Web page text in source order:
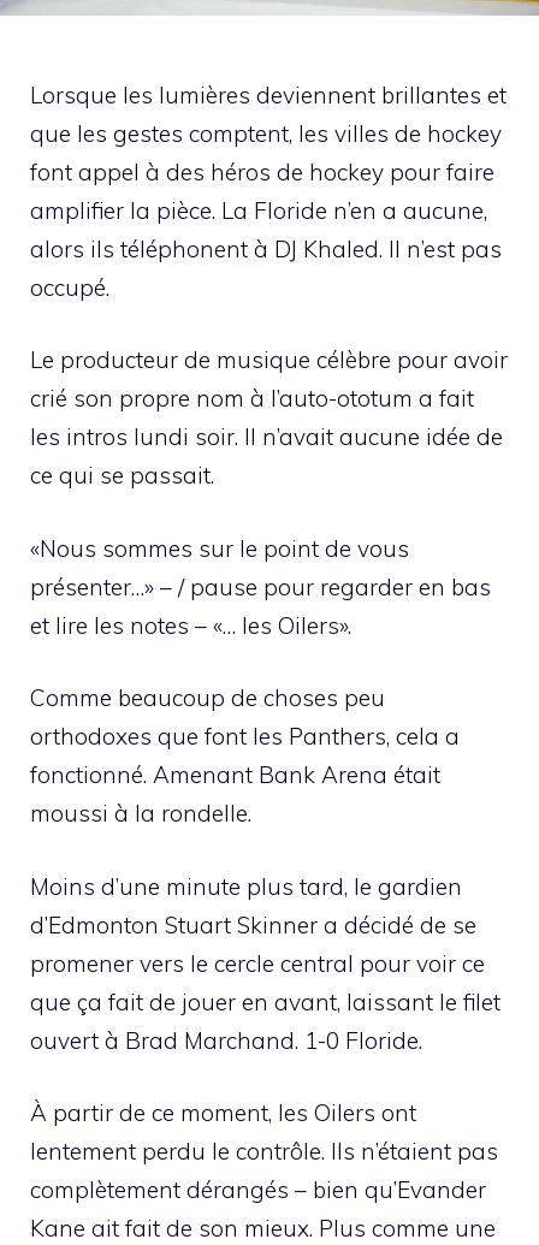
Lorsque les lumières deviennent brillantes et
que les gestes comptent, les villes de hockey
font appel à des héros de hockey pour faire
amplifier la pièce. La Floride n’en a aucune,
alors ils téléphonent à DJ Khaled. Il n’est pas
occupé.
Le producteur de musique célèbre pour avoir
crié son propre nom à l’auto-ototum a fait
les intros lundi soir. Il n’avait aucune idée de
ce qui se passait.
«Nous sommes sur le point de vous
présenter…» – / pause pour regarder en bas
et lire les notes – «… les Oilers».
Comme beaucoup de choses peu
orthodoxes que font les Panthers, cela a
fonctionné. Amenant Bank Arena était
moussi à la rondelle.
Moins d’une minute plus tard, le gardien
d’Edmonton Stuart Skinner a décidé de se
promener vers le cercle central pour voir ce
que ça fait de jouer en avant, laissant le filet
ouvert à Brad Marchand. 1-0 Floride.
À partir de ce moment, les Oilers ont
lentement perdu le contrôle. Ils n’étaient pas
complètement dérangés – bien qu’Evander
Kane ait fait de son mieux. Plus comme une